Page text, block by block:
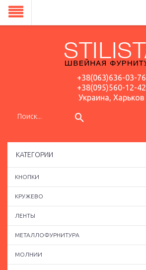
+38(063)636-03-76
+38(095)560-12-42
Украина, Харьков
КАТЕГОРИИ
КНОПКИ
КРУЖЕВО
ЛЕНТЫ
МЕТАЛЛОФУРНИТУРА
МОЛНИИ